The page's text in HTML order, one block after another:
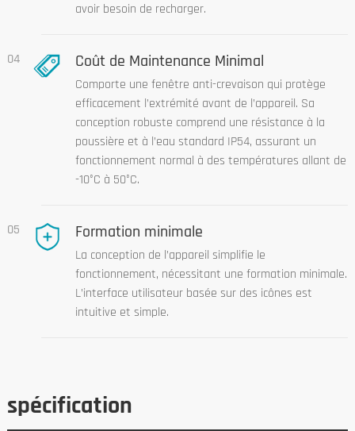
avoir besoin de recharger.
04 Coût de Maintenance Minimal
Comporte une fenêtre anti-crevaison qui protège
efficacement l’extrémité avant de l’appareil. Sa
conception robuste comprend une résistance à la
poussière et à l’eau standard IP54, assurant un
fonctionnement normal à des températures allant de
-10°C à 50°C.
05 Formation minimale
La conception de l’appareil simplifie le
fonctionnement, nécessitant une formation minimale.
L’interface utilisateur basée sur des icônes est
intuitive et simple.
spécification